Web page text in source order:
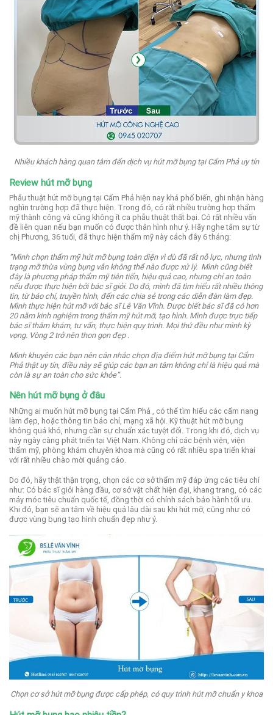
Nhiều khách hàng quan tâm đến dịch vụ hút mỡ bụng tại Cẩm Phả uy tín
Review hút mỡ bụng
Phẫu thuật hút mỡ bụng tại Cẩm Phả hiện nay khá phổ biến, ghi nhận hàng
nghìn trường hợp đã thực hiện. Trong đó, có rất nhiều trường hợp thẩm
mỹ thành công và cũng không ít ca phẫu thuật thất bại. Có rất nhiều vấn
đề liên quan nếu bạn muốn có được thân hình như ý. Hãy nghe tâm sự từ
chị Phương, 36 tuổi, đã thực hiện thẩm mỹ này cách đây 6 tháng:
“Mình chọn thẩm mỹ hút mỡ bụng toàn diện vì dù đã rất nỗ lực, nhưng tình
trạng mỡ thừa vùng bụng vẫn không thể nào được xử lý. Mình cũng biết
đây là phương pháp thẩm mỹ tiên tiến, hiệu quả cao, nhưng chỉ an toàn
nếu được thực hiện bởi bác sĩ giỏi. Do đó, mình đã tìm hiểu rất nhiều thông
tin, từ báo chí, truyền hình, đến các chia sẻ trong các diễn đàn làm đẹp.
Mình thực hiện hút mỡ với bác sĩ Lê Văn Vĩnh. Được biết bác sĩ đã có hơn
20 năm kinh nghiệm trong thẩm mỹ hút mỡ, tạo hình. Mình được trực tiếp
bác sĩ thăm khám, tư vấn, thực hiện quy trình. Mọi thứ đều như mình kỳ
vọng. Vòng 2 trở nên thon gọn đẹp .
Mình khuyên các bạn nên cân nhắc chọn địa điểm hút mỡ bụng tại Cẩm
Phả thật uy tín, điều này sẽ giúp các bạn an tâm không chỉ là hiệu quả mà
còn là sự an toàn cho sức khỏe”.
Nên hút mỡ bụng ở đâu
Những ai muốn hút mỡ bụng tại Cẩm Phả , có thể tìm hiểu các cẩm nang
làm đẹp, hoặc thông tin báo chí, mạng xã hội. Kỹ thuật hút mỡ bụng
không quá khó, nhưng cần sự chuẩn xác tuyệt đối. Trong khi đó, dịch vụ
này ngày càng phát triển tại Việt Nam. Không chỉ các bệnh viện, viện
thẩm mỹ, phòng khám chuyên khoa mà cũng có rất nhiều spa triển khai
với rất nhiều chào mời quảng cáo.
Do đó, hãy thật thận trọng, chọn các cơ sở thẩm mỹ đáp ứng các tiêu chí
như: Có bác sĩ giỏi hàng đầu, cơ sở vật chất hiện đại, khang trang, có các
máy móc tiêu chuẩn quốc tế, đồng thời có chính sách bảo hành tối ưu.
Khi đó, bạn sẽ an tâm về hiệu quả lâu dài sau khi hút mỡ, cũng như có
được vùng bụng tạo hình chuẩn đẹp như ý.
Chọn cơ sở hút mỡ bụng được cấp phép, có quy trình hút mỡ chuẩn y khoa